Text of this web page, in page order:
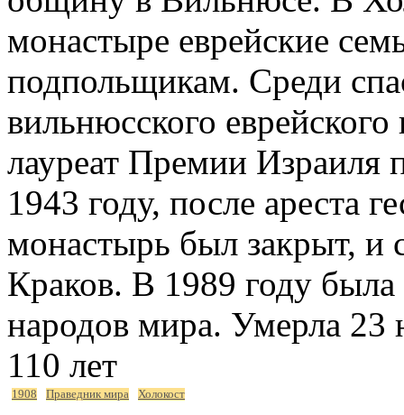
монастыре еврейские
подпольщикам. Среди
вильнюсского
лауреат Премии Израиля
1943 году, после ареста
монастырь был закрыт, и
Краков. В 1989 году
народов мира. Умерла 23
110 лет
1908 Праведник мира Холокост